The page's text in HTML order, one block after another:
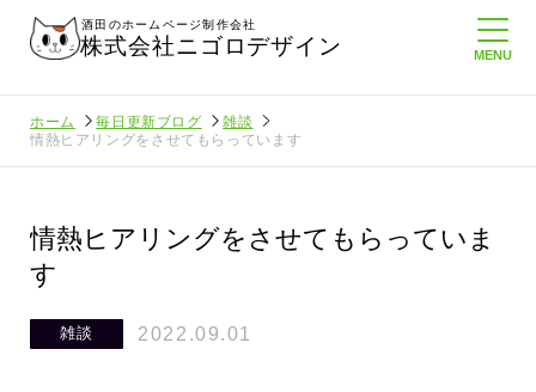
酒田のホームページ制作会社
株式会社ニゴロデザイン
ホーム 毎日更新ブログ
雑談
情熱ヒアリングをさせてもらっています
情熱ヒアリングをさせてもらっていま
す
雑談 2022.09.01